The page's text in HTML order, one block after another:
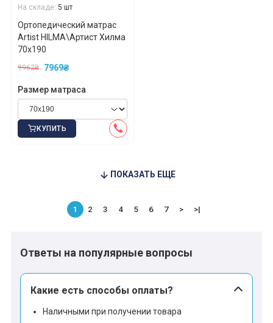
На складе: 5 шт
Ортопедический матрас
Artist HILMA\Артист Хилма
70x190
9962₴ 7969₴
Размер матраса
КУПИТЬ
ПОКАЗАТЬ ЕЩЕ
1 2 3 4 5 6 7 > >|
Ответы на популярные вопросы
Какие есть способы оплаты?
Наличными при получении товара
*